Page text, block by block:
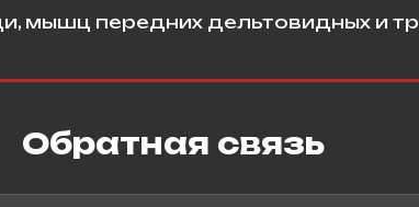
мышц передних дельтовидных и
Обратная связь